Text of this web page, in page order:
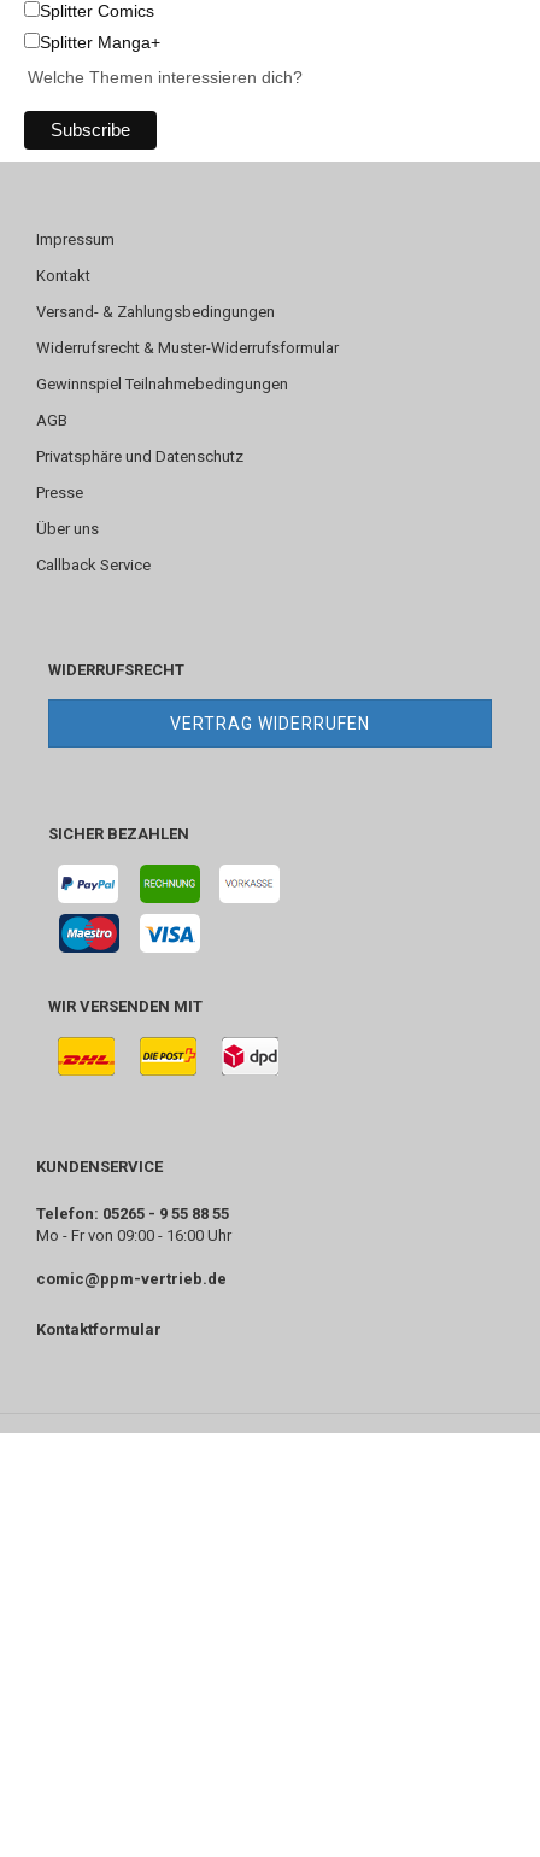
Splitter Comics
Splitter Manga+
Welche Themen interessieren dich?
Impressum
Kontakt
Versand- & Zahlungsbedingungen
Widerrufsrecht & Muster-Widerrufsformular
Gewinnspiel Teilnahmebedingungen
AGB
Privatsphäre und Datenschutz
Presse
Über uns
Callback Service
WIDERRUFSRECHT
VERTRAG WIDERRUFEN
SICHER BEZAHLEN
WIR VERSENDEN MIT
KUNDENSERVICE
Telefon: 05265 - 9 55 88 55
Mo - Fr von 09:00 - 16:00 Uhr
comic@ppm-vertrieb.de
Kontaktformular